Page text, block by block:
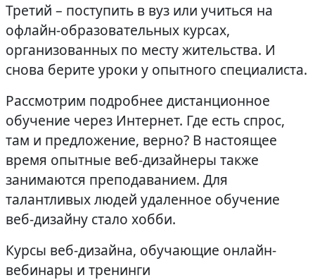
Третий – поступить в вуз или учиться на
офлайн-образовательных курсах,
организованных по месту жительства. И
снова берите уроки у опытного специалиста.
Рассмотрим подробнее дистанционное
обучение через Интернет. Где есть спрос,
там и предложение, верно? В настоящее
время опытные веб-дизайнеры также
занимаются преподаванием. Для
талантливых людей удаленное обучение
веб-дизайну стало хобби.
Курсы веб-дизайна, обучающие онлайн-
вебинары и тренинги